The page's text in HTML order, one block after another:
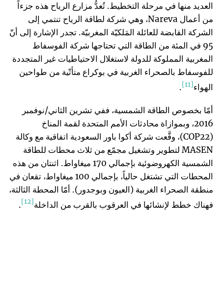
العديد منها في مرحلة التخطيط. تُعدُّ مزارع الرياح هذه جزءاً
من أعمال Nareva، وهي شركة لطاقة الرياح تنتمي إلى
الشركة القابضة للعائلة المَلكيّة المغربيّة. تجدر الإشارة إلى أنّ
95 في المئة من الطاقة التي تحتاجها شركة الفوسفاط
المغربية المملوكة للدولة لاستغلال الاحتياطيات غير المتجددة
للفوسفاط بالصحراء الغربية في بوكراع متأتّية من طواحين
الهواء[11]
.
أمّا بخصوص الطاقة الشمسية، ففي تشرين الثاني/نوفمبر
2016، وبموازاة محادثات الأمم المتحدة لقمة المناخ
(COP22)، وقَّعت شركة أكوا باور السعودية اتفاقية مع وكالة
MASEN لتطوير وتشغيل مجمّع من ثلاث محطات للطاقة
الشمسية الكهروضوئية بإجمالي 170 ميغاواط. اثنتان من هذه
المحطات التي تشتغل حالياً، بإجمالي 100 ميغاواط، تقعان في
منطقة الصحراء الغربية (العيون وبوجدور). أمّا المحطة الثالثة،
فهناك خطط لإنشائها في العرقوب بالقرب من الداخلة[12]
.